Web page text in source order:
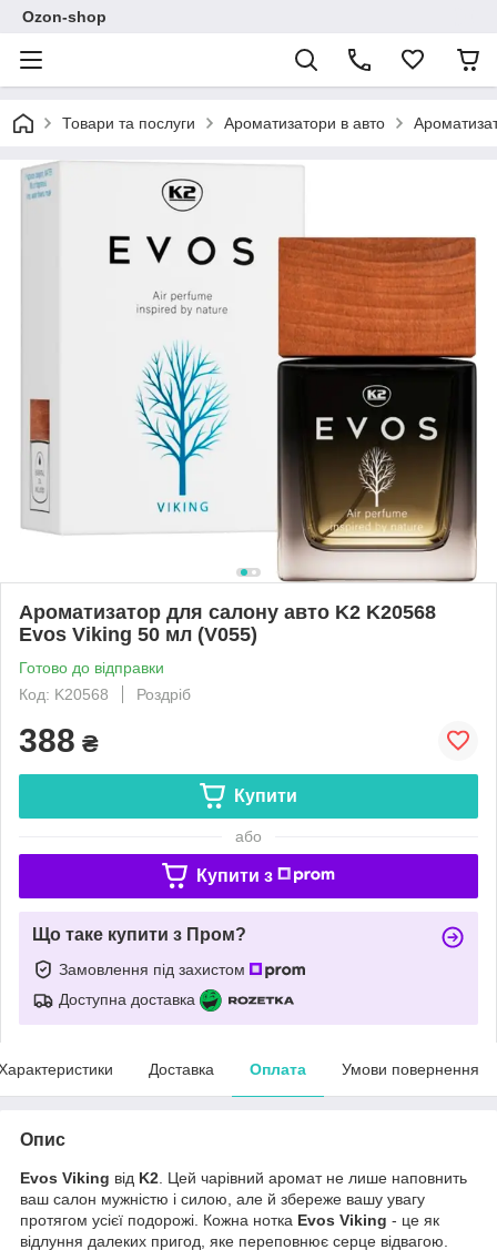
Ozon-shop
Товари та послуги Ароматизатори в авто
Ароматизатор для салону авто K2 K20568
Evos Viking 50 мл (V055)
Готово до відправки
Код: K20568
Роздріб
388 ₴
Купити
або
Купити з
Що таке купити з Пром?
Замовлення під захистом
Доступна доставка
Доставка Оплата Умови повернення
Опис
Evos Viking від K2 . Цей чарівний аромат не лише наповнить
ваш салон мужністю і силою, але й збереже вашу увагу
протягом усієї подорожі. Кожна нотка Evos Viking - це як
відлуння далеких пригод, яке переповнює серце відвагою.